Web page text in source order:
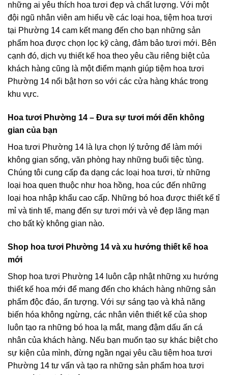
những ai yêu thích hoa tươi đẹp và chất lượng. Với một
đội ngũ nhân viên am hiểu về các loại hoa, tiệm hoa tươi
tại Phường 14 cam kết mang đến cho bạn những sản
phẩm hoa được chọn lọc kỹ càng, đảm bảo tươi mới. Bên
cạnh đó, dịch vụ thiết kế hoa theo yêu cầu riêng biệt của
khách hàng cũng là một điểm mạnh giúp tiệm hoa tươi
Phường 14 nổi bật hơn so với các cửa hàng khác trong
khu vực.
Hoa tươi Phường 14 – Đưa sự tươi mới đến không
gian của bạn
Hoa tươi Phường 14 là lựa chọn lý tưởng để làm mới
không gian sống, văn phòng hay những buổi tiệc tùng.
Chúng tôi cung cấp đa dạng các loại hoa tươi, từ những
loại hoa quen thuộc như hoa hồng, hoa cúc đến những
loại hoa nhập khẩu cao cấp. Những bó hoa được thiết kế tỉ
mỉ và tinh tế, mang đến sự tươi mới và vẻ đẹp lãng mạn
cho bất kỳ không gian nào.
Shop hoa tươi Phường 14 và xu hướng thiết kế hoa
mới
Shop hoa tươi Phường 14 luôn cập nhật những xu hướng
thiết kế hoa mới để mang đến cho khách hàng những sản
phẩm độc đáo, ấn tượng. Với sự sáng tạo và khả năng
biến hóa không ngừng, các nhân viên thiết kế của shop
luôn tạo ra những bó hoa lạ mắt, mang đậm dấu ấn cá
nhân của khách hàng. Nếu bạn muốn tạo sự khác biệt cho
sự kiện của mình, đừng ngần ngại yêu cầu tiệm hoa tươi
Phường 14 tư vấn và tạo ra những sản phẩm hoa tươi